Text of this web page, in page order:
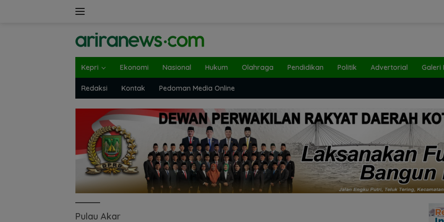
Kepri Ekonomi Nasional Hukum Olahraga Pendidikan Politik Advertorial Galeri
Redaksi Kontak Pedoman Media Online
Pulau Akar